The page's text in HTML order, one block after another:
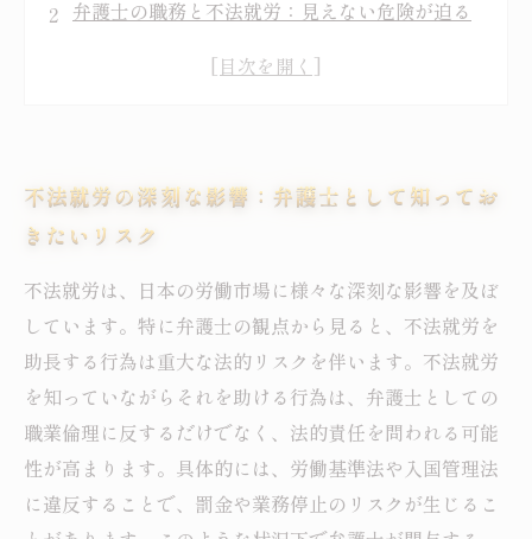
弁護士の職務と不法就労：見えない危険が迫る
トラブル回避のために：不法就労助長の法的リ
の重要性
未来を見据えて：弁護士業界の信頼性を高める
方法
国際的な視点から考える不法就労の本質と対策
不法就労の深刻な影響：弁護士として知ってお
きたいリスク
不法就労は、日本の労働市場に様々な深刻な影響を及ぼ
しています。特に弁護士の観点から見ると、不法就労を
助長する行為は重大な法的リスクを伴います。不法就労
を知っていながらそれを助ける行為は、弁護士としての
職業倫理に反するだけでなく、法的責任を問われる可能
性が高まります。具体的には、労働基準法や入国管理法
に違反することで、罰金や業務停止のリスクが生じるこ